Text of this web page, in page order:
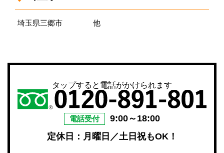
埼玉県三郷市 他
タップすると電話がかけられます
電話受付
9:00～18:00
定休日：月曜日／土日祝もOK！